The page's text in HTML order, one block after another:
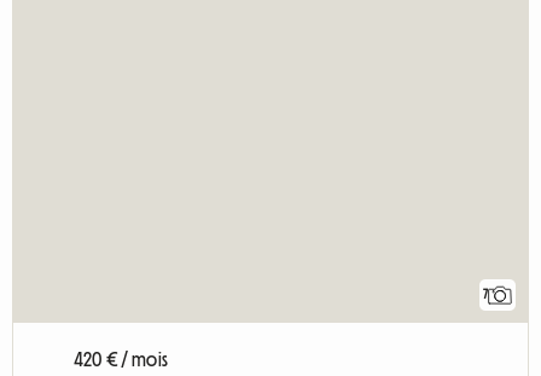
7
420 € / mois